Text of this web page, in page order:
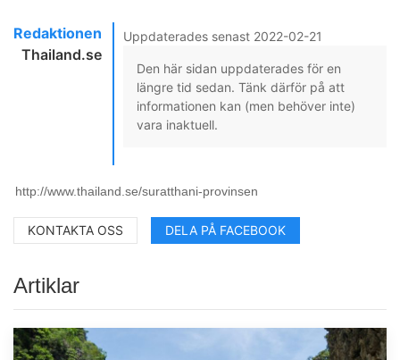
Redaktionen
Thailand.se
Uppdaterades senast 2022-02-21
Den här sidan uppdaterades för en
längre tid sedan. Tänk därför på att
informationen kan (men behöver inte)
vara inaktuell.
KONTAKTA OSS DELA PÅ FACEBOOK
Artiklar